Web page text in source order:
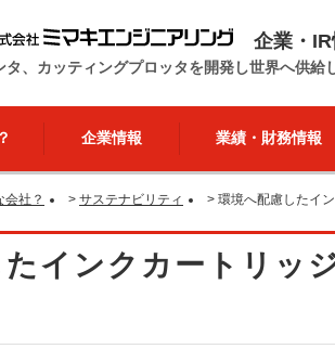
企業・
、カッティングプロッタを開発し世界へ供給
企業情報 業績・財務情報
会社？ > サステナビリティ > 環境へ配慮したイ
インクカートリッ